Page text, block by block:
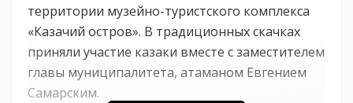
территории музейно-туристского комплекса
«Казачий остров». В традиционных скачках
приняли участие казаки вместе с заместителем
главы муниципалитета, атаманом Евгением
Самарским.